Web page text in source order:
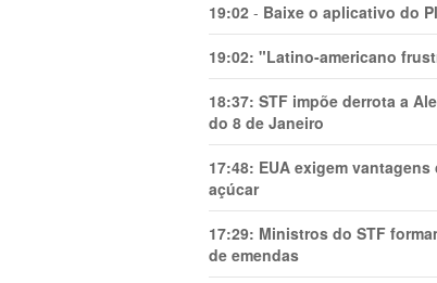
19:02 - Baixe o aplicativo do
19:02: "Latino-americano
18:37: STF impõe derrota a
do 8 de Janeiro
17:48: EUA exigem
açúcar
17:29: Ministros do STF
de emendas